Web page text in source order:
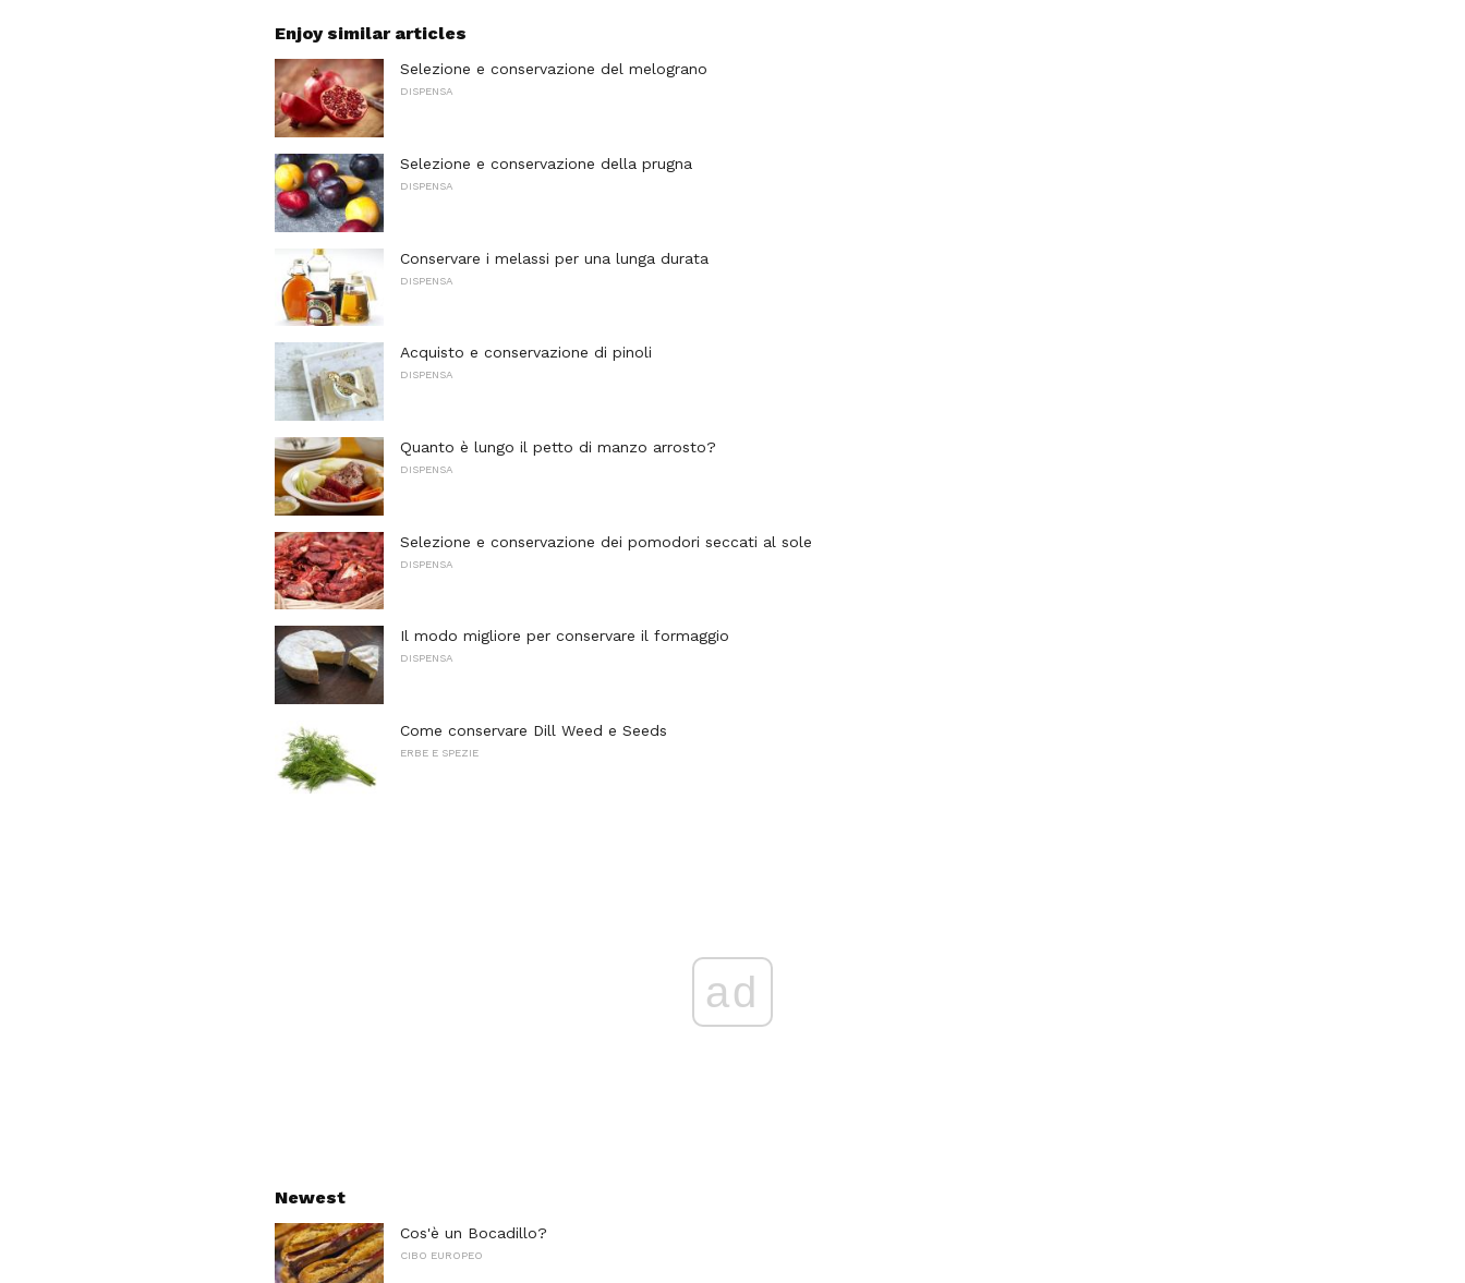
Enjoy similar articles
Selezione e conservazione del melograno
DISPENSA
Selezione e conservazione della prugna
DISPENSA
Conservare i melassi per una lunga durata
DISPENSA
Acquisto e conservazione di pinoli
DISPENSA
Quanto è lungo il petto di manzo arrosto?
DISPENSA
Selezione e conservazione dei pomodori seccati al sole
DISPENSA
Il modo migliore per conservare il formaggio
DISPENSA
Come conservare Dill Weed e Seeds
ERBE E SPEZIE
ad
Newest
Cos'è un Bocadillo?
CIBO EUROPEO